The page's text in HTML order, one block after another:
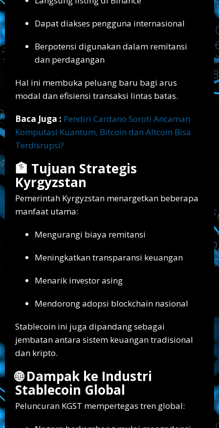
Dapat diakses pengguna internasional
Berpotensi digunakan dalam remitansi
dan perdagangan
Hal ini membuka peluang baru bagi arus
modal dan efisiensi transaksi lintas batas.
Baca Juga : Pendiri Cardano Soroti Ancaman
Komputasi Kuantum, Bitcoin dan Altcoin Bisa
Terdisrupsi?
🏦 Tujuan Strategis
Kyrgyzstan
Pemerintah Kyrgyzstan menargetkan beberapa
manfaat utama:
Mengurangi biaya remitansi
Meningkatkan transparansi keuangan
Menarik investor asing
Mendorong adopsi blockchain nasional
Stablecoin ini juga dipandang sebagai
jembatan antara sistem keuangan tradisional
dan kripto.
🌐 Dampak ke Industri
Stablecoin Global
Peluncuran KGST mempertegas tren global: